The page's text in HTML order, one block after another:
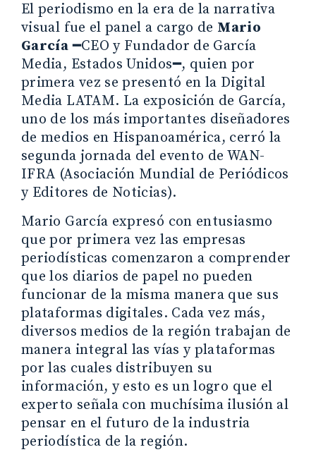
El periodismo en la era de la narrativa
visual fue el panel a cargo de Mario
García ━CEO y Fundador de García
Media, Estados Unidos━, quien por
primera vez se presentó en la Digital
Media LATAM. La exposición de García,
uno de los más importantes diseñadores
de medios en Hispanoamérica, cerró la
segunda jornada del evento de WAN-
IFRA (Asociación Mundial de Periódicos
y Editores de Noticias).
Mario García expresó con entusiasmo
que por primera vez las empresas
periodísticas comenzaron a comprender
que los diarios de papel no pueden
funcionar de la misma manera que sus
plataformas digitales. Cada vez más,
diversos medios de la región trabajan de
manera integral las vías y plataformas
por las cuales distribuyen su
información, y esto es un logro que el
experto señala con muchísima ilusión al
pensar en el futuro de la industria
periodística de la región.